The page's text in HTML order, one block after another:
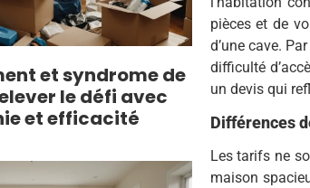
et syndrome de
le défi avec
et efficacité
pièces et de
d’une cave.
difficulté
un devis qui
Différences
Les tarifs ne
maison